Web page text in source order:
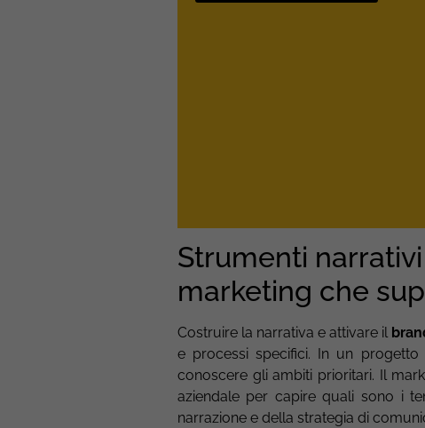
Strumenti
marketing che
Costruire la narrativa e attivare il
e processi specifici. In un
conoscere gli ambiti prioritari. Il
aziendale per capire quali sono i
narrazione e della strategia di